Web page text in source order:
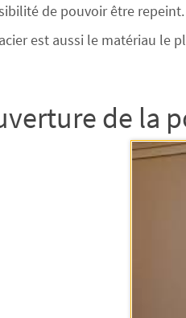
de pouvoir être repeint.
est aussi le matériau le
de la